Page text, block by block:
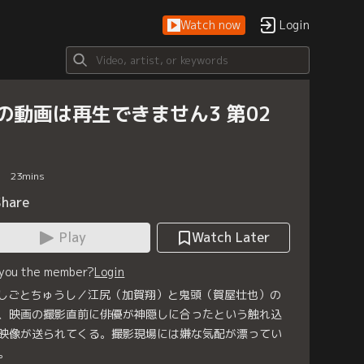
Watch now Login
動画は再生できません3 第02
23mins
Play
Watch Later
the member?Login
ごとちゅうし／江尻（加賀翔）と鬼頭（賀屋壮也）の
映画の撮影直前に俳優が神隠しに合ったという触れ込
像が送られてくる。撮影現場には嫌な気配が漂ってい